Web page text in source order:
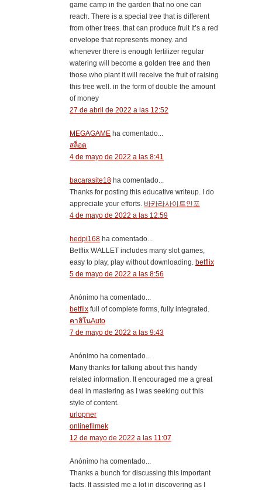
game camp in the garden that no one can
reach. There is a special tree that is different
from other trees. that can produce fruit It’s a red
envelope that represents money. and
whenever there is enough fertilizer regular
watering will become a golden tree and then
those who plant it will receive the fruit of raising
this tree well. in the form of double the amount
of money
27 de abril de 2022 a las 12:52
MEGAGAME ha comentado...
สล็อต
4 de mayo de 2022 a las 8:41
bacarasite18 ha comentado...
Thanks for posting this educative writeup. I do
appreciate your efforts. 바카라사이트인포
4 de mayo de 2022 a las 12:59
hedpi168 ha comentado...
Betflix WALLET includes many slot games,
easy to play, play without downloading. betflix
5 de mayo de 2022 a las 8:56
Anónimo ha comentado...
betflix full of complete forms, fully integrated.
คาสิโนAuto
7 de mayo de 2022 a las 9:43
Anónimo ha comentado...
Many thanks for talking about this handy
related information. It encouraged me a great
deal in mastering as I was seeking out this
style of content.
urlopner
onlinefilmek
12 de mayo de 2022 a las 11:07
Anónimo ha comentado...
Thanks a bunch for discussing this important
facts. It assisted me a lot in discovering as I